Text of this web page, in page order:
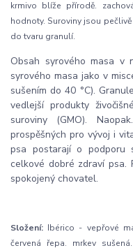
krmivo blíže přírodě.
hodnoty. Suroviny jsou
do tvaru granulí.
Obsah syrového masa v
syrového masa jako v
sušením do 40 °C).
vedlejší produkty
suroviny (GMO).
prospěšných pro vývoj i
psa postarají o podporu
celkové dobré zdraví psa.
spokojený chovatel.
Složení: Ibérico - vepřové
červená řepa. mrkev